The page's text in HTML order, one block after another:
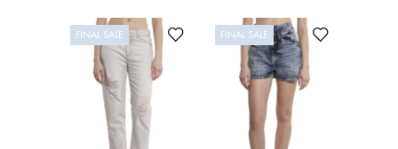
FINAL SALE Dodaj do ulubionych
FINAL SALE Dodaj do